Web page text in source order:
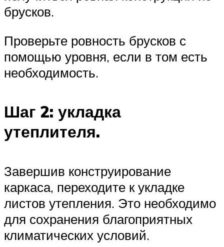
брусков.
Проверьте ровность брусков с
помощью уровня, если в том есть
необходимость.
Шаг 2: укладка
утеплителя.
Завершив конструирование
каркаса, переходите к укладке
листов утепления. Это необходимо
для сохранения благоприятных
климатических условий.